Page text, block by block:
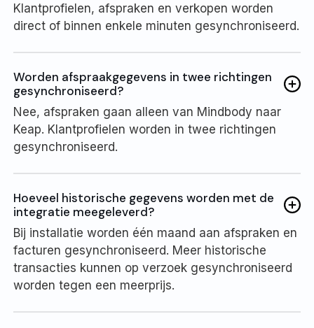
Klantprofielen, afspraken en verkopen worden
direct of binnen enkele minuten gesynchroniseerd.
Worden afspraakgegevens in twee richtingen
gesynchroniseerd?
Nee, afspraken gaan alleen van Mindbody naar
Keap. Klantprofielen worden in twee richtingen
gesynchroniseerd.
Hoeveel historische gegevens worden met de
integratie meegeleverd?
Bij installatie worden één maand aan afspraken en
facturen gesynchroniseerd. Meer historische
transacties kunnen op verzoek gesynchroniseerd
worden tegen een meerprijs.